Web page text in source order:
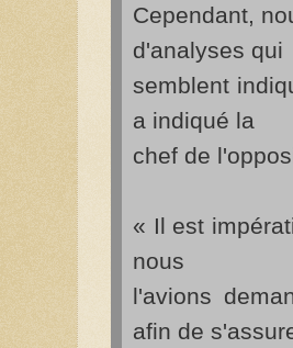
Cependant,
d'analyses qui
semblent
a indiqué la
chef de
« Il est
nous
l'avions
afin de